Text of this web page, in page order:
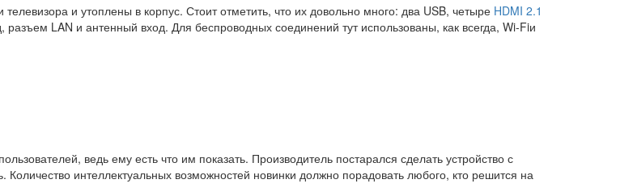
и утоплены в корпус. Стоит отметить, что их довольно много: два USB, четыре HDMI 2.1
LAN и антенный вход. Для беспроводных соединений тут использованы, как всегда, Wi-Fiи
ведь ему есть что им показать. Производитель постарался сделать устройство с
Количество интеллектуальных возможностей новинки должно порадовать любого, кто решится на